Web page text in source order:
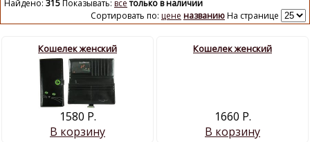
Найдено: 315Показывать: все только в наличии
Сортировать по: цене названиюНа странице
Кошелек женский
1580 Р.
В корзину
Кошелек женский
1660 Р.
В корзину